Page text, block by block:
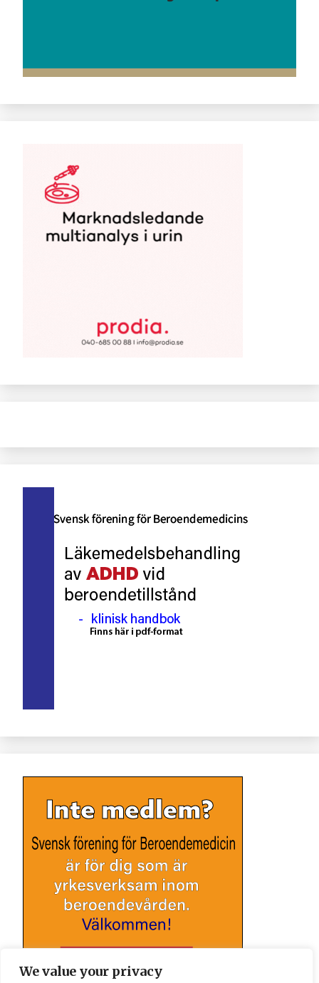
We value your privacy